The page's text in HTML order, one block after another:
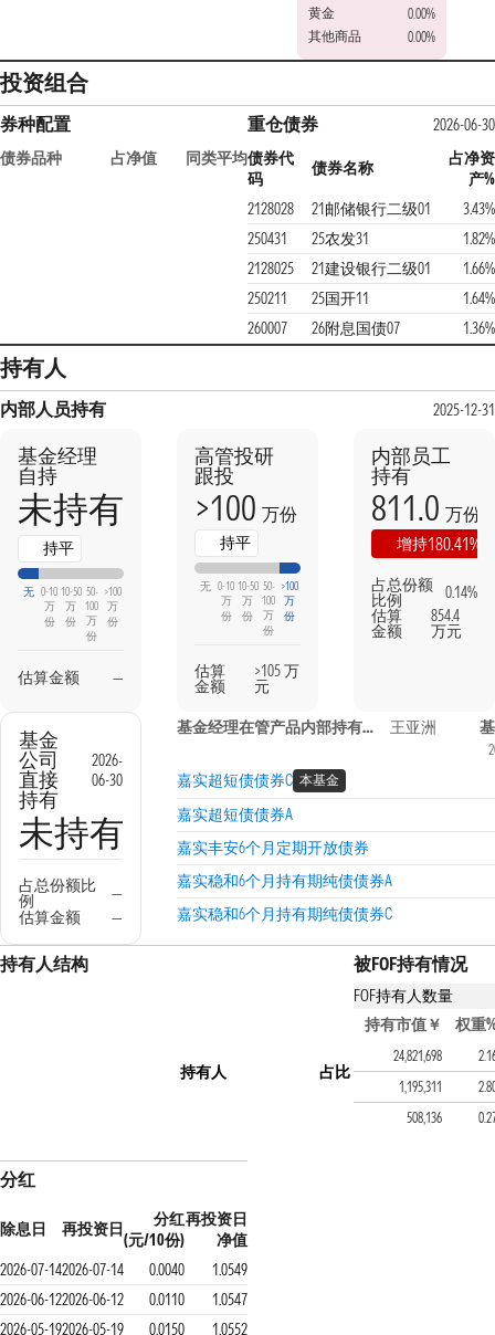
黄金
0.00%
其他商品
0.00%
投资组合
券种配置
债券品种 占净值 同类平均
重仓债券
2026-06-30
债券代
码
债券名称
占净资
产%
2128028
21邮储银行二级01
3.43%
250431
25农发31
1.82%
2128025
21建设银行二级01
1.66%
250211
25国开11
1.64%
260007
26附息国债07 1.36%
持有人
内部人员持有 2025-12-31
基金经理
自持
未持有
持平
无 0-10
万
份
10-50
万
份
50-
100
万
份
>100
万
份
估算金额 —
高管投研
跟投
>100 万份
持平
无 0-10
万
份
10-50
万
份
50-
100
万
份
>100
万
份
估算
金额
>105 万
元
内部员工
持有
811.0 万份
增持180.41%
占总份额
比例
0.14%
估算
金额
854.4
万元
基金
公司
直接
持有
2026-
06-30
未持有
占总份额比
例
—
估算金额
—
基金经理在管产品内部持有信息 王亚洲
嘉实超短债债券C 本基金
嘉实超短债债券A
嘉实丰安6个月定期开放债券
嘉实稳和6个月持有期纯债债券A
嘉实稳和6个月持有期纯债债券C
持有人结构
持有人 占比
被FOF持有情况
FOF持有人数量
持有该基金的FOF产
持有市值￥ 权重
招商和悦稳健养老一年
24,821,698
招商智星稳健配置混合
1,195,311
招商和惠养老目标日期
508,136
分红
除息日 再投资日
分红
(元/10份)
再投资日
净值
2026-07-142026-07-14 0.0040
1.0549
2026-06-122026-06-12 0.0110
1.0547
2026-05-192026-05-19 0.0150 1.0552